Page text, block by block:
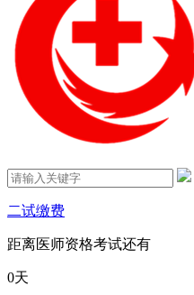
二试缴费
距离医师资格考试还有
0天